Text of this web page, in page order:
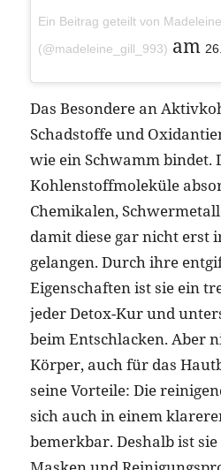
Ein Beitrag geteilt von
(@madeleine_gill_993) am
Das Besondere an
Schadstoffe und
wie ein Schwamm bindet.
Kohlenstoffmoleküle
Chemikalen,
damit diese gar nicht erst
gelangen. Durch ihre
Eigenschaften ist sie ein
jeder Detox-Kur und
beim Entschlacken. Aber
Körper, auch für das
seine Vorteile: Die
sich auch in einem
bemerkbar. Deshalb ist